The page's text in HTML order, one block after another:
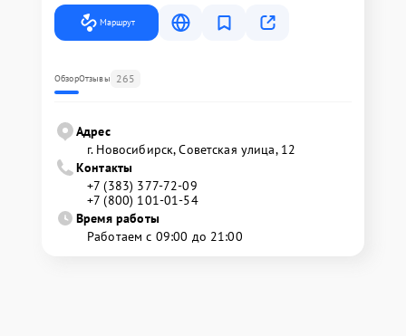
Маршрут
ОбзорОтзывы 265
Адрес
г. Новосибирск, Советская улица, 12
Контакты
+7 (383) 377-72-09
+7 (800) 101-01-54
Время работы
Работаем с 09:00 до 21:00